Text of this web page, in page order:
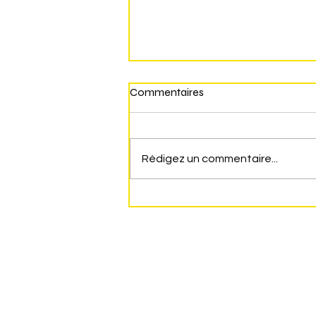
Commentaires
Rédigez un commentaire...